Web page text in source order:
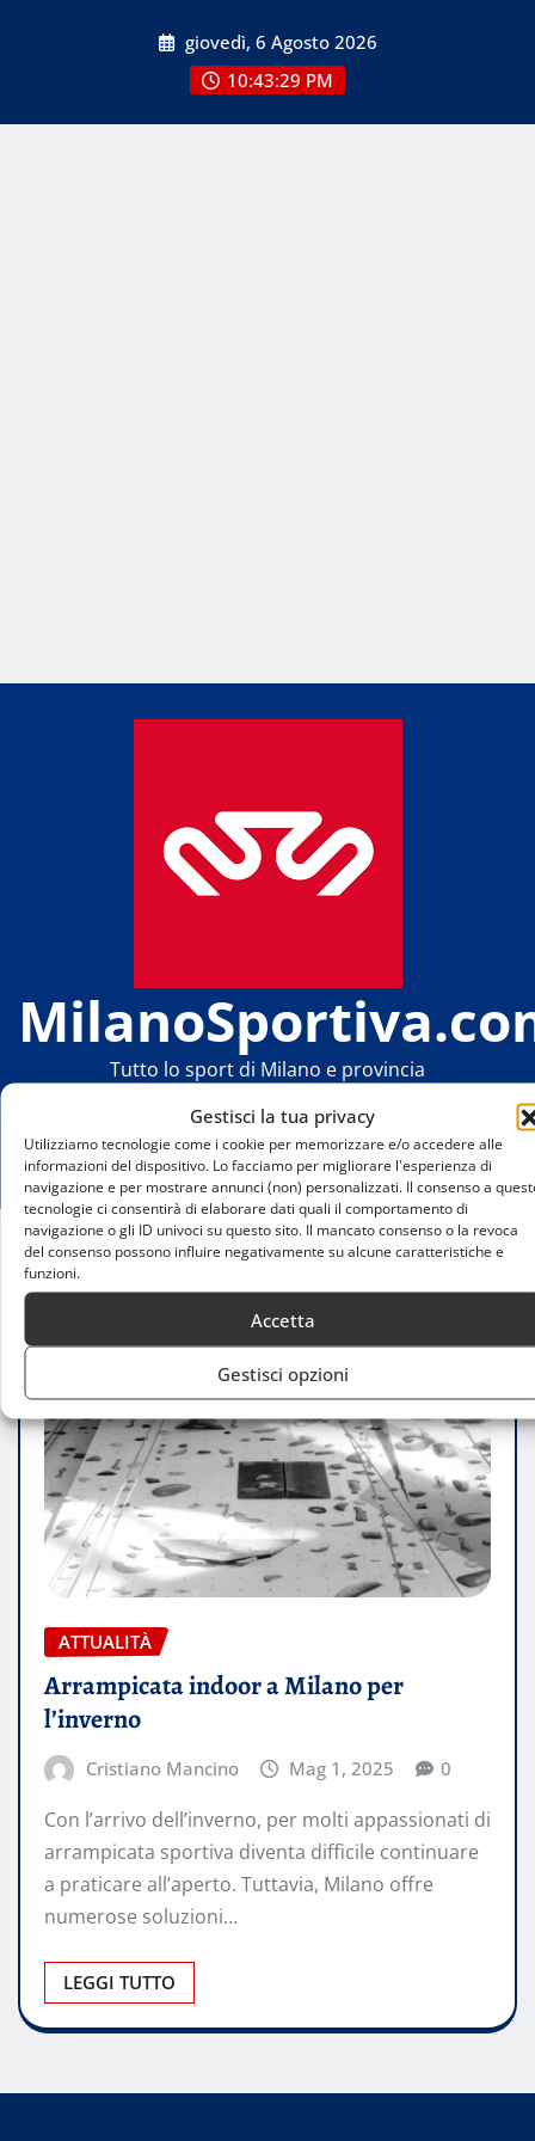
Gestisci la tua privacy
Utilizziamo tecnologie come i cookie per memorizzare e/o accedere alle
informazioni del dispositivo. Lo facciamo per migliorare l'esperienza di
navigazione e per mostrare annunci (non) personalizzati. Il consenso a
tecnologie ci consentirà di elaborare dati quali il comportamento di
navigazione o gli ID univoci su questo sito. Il mancato consenso o la revoca
del consenso possono influire negativamente su alcune caratteristiche e
funzioni.
Accetta
Gestisci opzioni
giovedì, 6 Agosto 2026
10:43:29 PM
Tutto lo sport di Milano e provincia
Home Arrampicata indoor a Milano per l’inverno
ATTUALITÀ
Arrampicata indoor a Milano per
l’inverno
Cristiano Mancino Mag 1, 2025 0
Con l’arrivo dell’inverno, per molti appassionati di
arrampicata sportiva diventa difficile continuare
a praticare all’aperto. Tuttavia, Milano offre
numerose soluzioni…
LEGGI TUTTO